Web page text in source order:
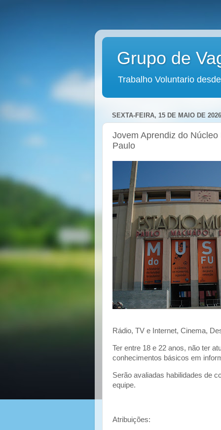
Grupo de
Trabalho Voluntario
SEXTA-FEIRA, 15 DE MAIO DE 2026
Jovem Aprendiz do
Paulo
Rádio, TV e Internet, Cinema,
Ter entre 18 e 22 anos, não ter
conhecimentos básicos em
Serão avaliadas habilidades de
equipe.
Atribuições: